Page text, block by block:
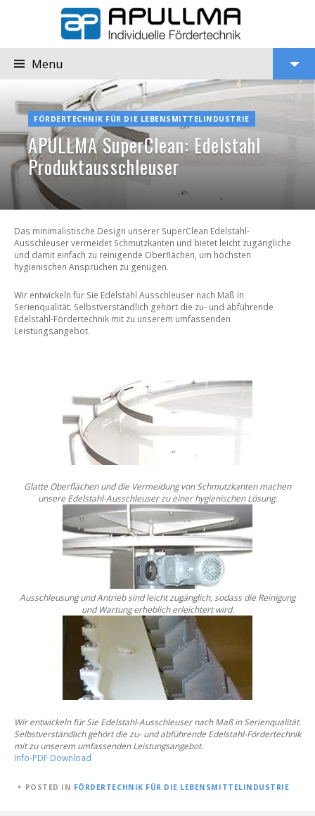
Menu
View
Edelstahl
Produktausschleuser
FÖRDERTECHNIK FÜR DIE LEBENSMITTELINDUSTRIE
APULLMA SuperClean: Edelstahl
Produktausschleuser
Das minimalistische Design unserer SuperClean Edelstahl-
Ausschleuser vermeidet Schmutzkanten und bietet leicht zugängliche
und damit einfach zu reinigende Oberflächen, um höchsten
hygienischen Ansprüchen zu genügen.
Wir entwickeln für Sie Edelstahl Ausschleuser nach Maß in
Serienqualität. Selbstverständlich gehört die zu- und abführende
Edelstahl-Fördertechnik mit zu unserem umfassenden
Leistungsangebot.
Glatte Oberflächen und die Vermeidung von Schmutzkantenmachen
unsere Edelstahl-Ausschleuser zu einer hygienischen Lösung.
Ausschleusung und Antrieb sind leicht zugänglich, sodass die Reinigung
und Wartung erheblich erleichtert wird.
Wir entwickeln für Sie Edelstahl-Ausschleuser nach Maß inSerienqualität.
Selbstverständlich gehört die zu- undabführende Edelstahl-Fördertechnik
mit zu unseremumfassenden Leistungsangebot.
Info-PDF Download
POSTED
POSTED IN FÖRDERTECHNIK FÜR DIE LEBENSMITTELINDUSTRIE